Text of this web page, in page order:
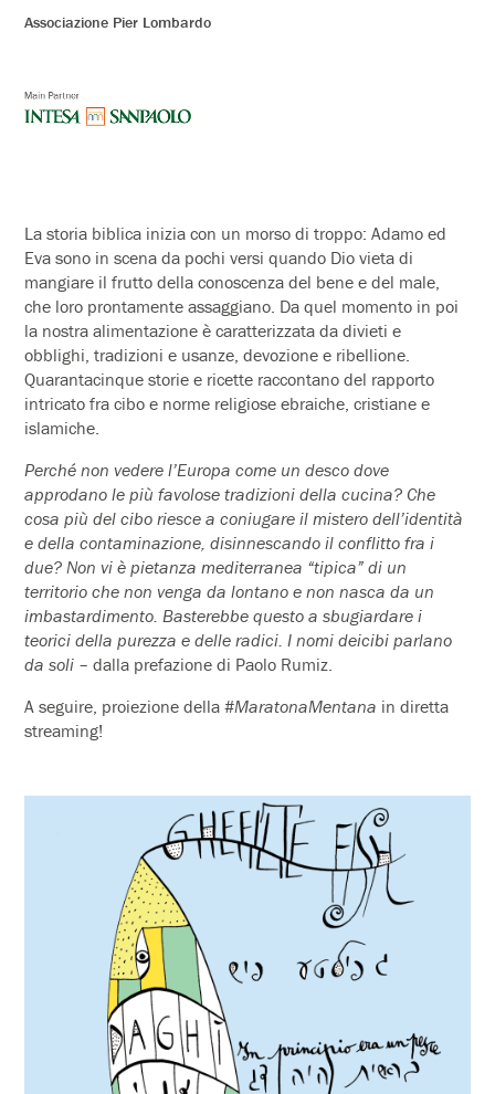
Associazione Pier Lombardo
La storia biblica inizia con un morso di troppo: Adamo ed
Eva sono in scena da pochi versi quando Dio vieta di
mangiare il frutto della conoscenza del bene e del male,
che loro prontamente assaggiano. Da quel momento in poi
la nostra alimentazione è caratterizzata da divieti e
obblighi, tradizioni e usanze, devozione e ribellione.
Quarantacinque storie e ricette raccontano del rapporto
intricato fra cibo e norme religiose ebraiche, cristiane e
islamiche.
Perché non vedere l’Europa come un desco dove
approdano le più favolose tradizioni della cucina? Che
cosa più del cibo riesce a coniugare il mistero dell’identità
e dellacontaminazione, disinnescando il conflitto fra i
due? Non vi è pietanza mediterranea “tipica” di un
territorio che non venga da lontano e non nasca da un
imbastardimento. Basterebbe questo a sbugiardare i
teorici della purezza e delle radici. I nomi deicibi parlano
da soli – dalla prefazione di Paolo Rumiz.
A seguire, proiezione della #MaratonaMentana in diretta
streaming!